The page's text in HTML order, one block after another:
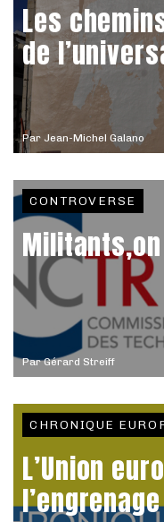
Par Jean-Michel Galano
Les
de
ParGérard Streiff
CONTROVERSE
CHRONIQUE
L’Union